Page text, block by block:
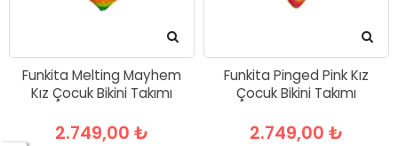
Funkita Melting Mayhem
Kız Çocuk Bikini Takımı
2.749,00 ₺
Funkita Pinged Pink Kız
Çocuk Bikini Takımı
2.749,00 ₺